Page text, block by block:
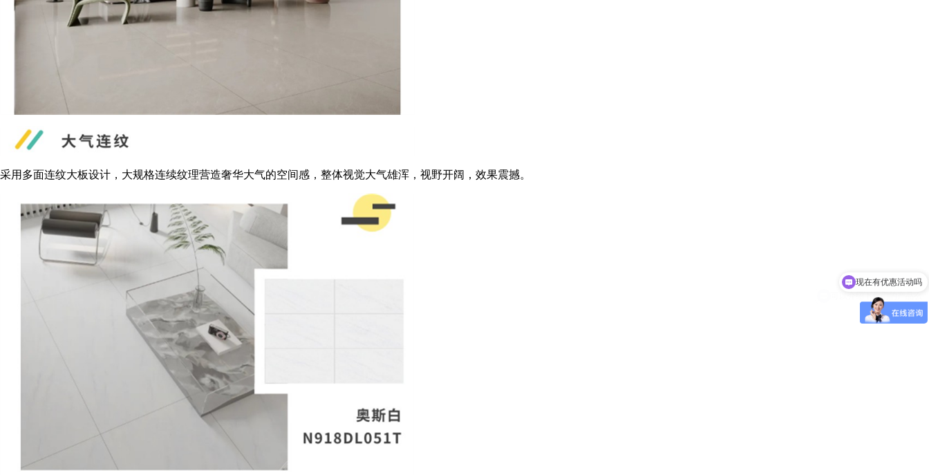
采用多面连纹大板设计，大规格连续纹理营造奢华大气的空间感，整体视觉大气雄浑，视野开阔，效果震撼。
可以介绍下你们的产品么